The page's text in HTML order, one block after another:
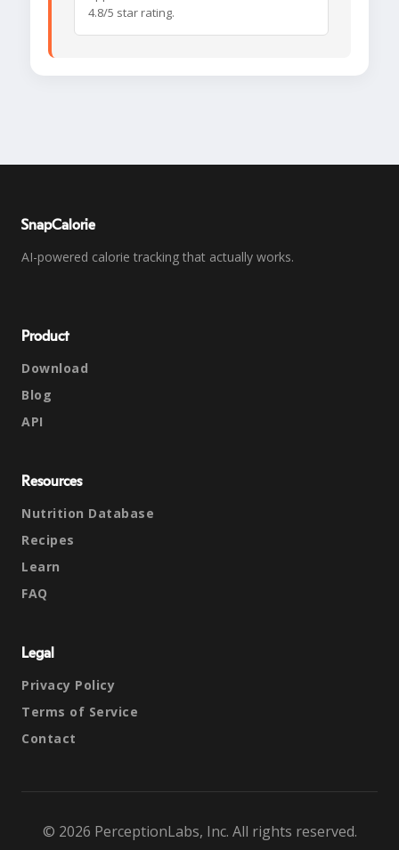
4.8/5 star rating.
SnapCalorie
AI-powered calorie tracking that actually works.
Product
Download
Blog
API
Resources
Nutrition Database
Recipes
Learn
FAQ
Legal
Privacy Policy
Terms of Service
Contact
© 2026 PerceptionLabs, Inc. All rights reserved.